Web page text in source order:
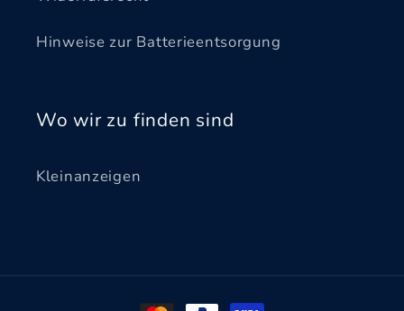
Hinweise zur Batterieentsorgung
Wo wir zu finden sind
Kleinanzeigen
Zahlungsmethoden